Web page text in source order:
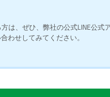
は、ぜひ、弊社の公式LINE公式
わせしてみてください。